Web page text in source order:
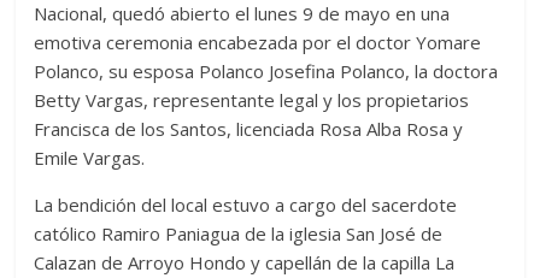
Nacional, quedó abierto el lunes 9 de mayo en una
emotiva ceremonia encabezada por el doctor Yomare
Polanco, su esposa Polanco Josefina Polanco, la doctora
Betty Vargas, representante legal y los propietarios
Francisca de los Santos, licenciada Rosa Alba Rosa y
Emile Vargas.
La bendición del local estuvo a cargo del sacerdote
católico Ramiro Paniagua de la iglesia San José de
Calazan de Arroyo Hondo y capellán de la capilla La